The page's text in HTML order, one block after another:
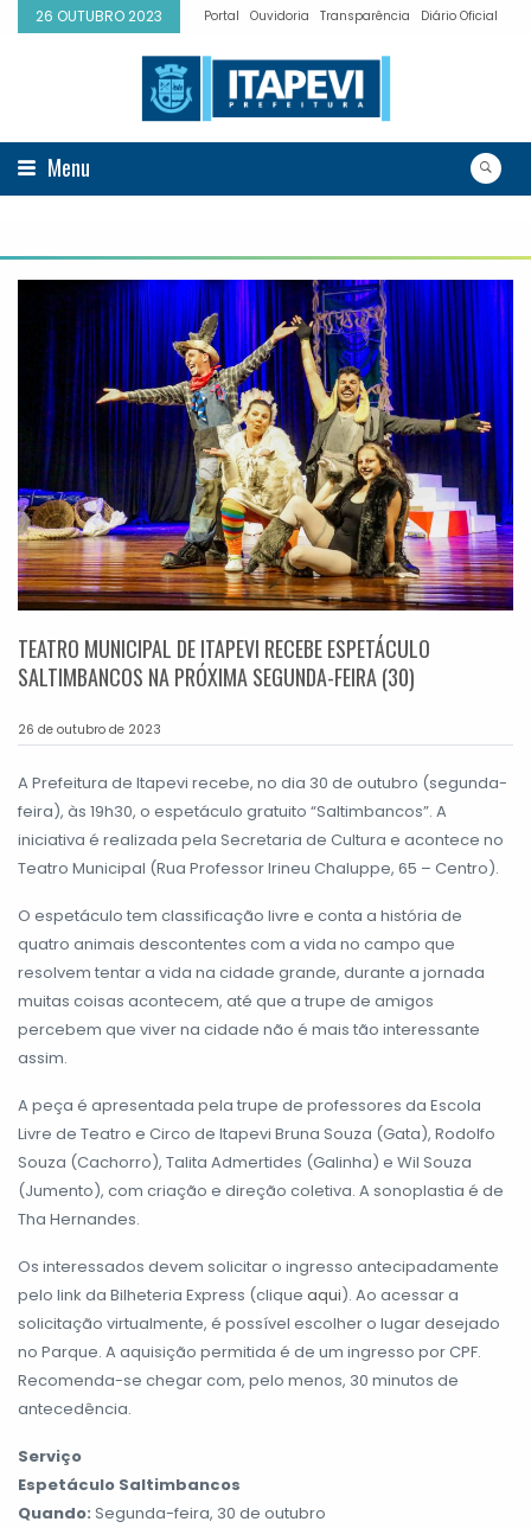
26 OUTUBRO 2023 Portal Ouvidoria Transparência Diário Oficial
Menu
TEATRO MUNICIPAL DE ITAPEVI RECEBE ESPETÁCULO
SALTIMBANCOS NA PRÓXIMA SEGUNDA-FEIRA (30)
26 de outubro de 2023
A Prefeitura de Itapevi recebe, no dia 30 de outubro (segunda-
feira), às 19h30, o espetáculo gratuito “Saltimbancos”. A
iniciativa é realizada pela Secretaria de Cultura e acontece no
Teatro Municipal (Rua Professor Irineu Chaluppe, 65 – Centro).
O espetáculo tem classificação livre e conta a história de
quatro animais descontentes com a vida no campo que
resolvem tentar a vida na cidade grande, durante a jornada
muitas coisas acontecem, até que a trupe de amigos
percebem que viver na cidade não é mais tão interessante
assim.
A peça é apresentada pela trupe de professores da Escola
Livre de Teatro e Circo de Itapevi Bruna Souza (Gata), Rodolfo
Souza (Cachorro), Talita Admertides (Galinha) e Wil Souza
(Jumento), com criação e direção coletiva. A sonoplastia é de
Tha Hernandes.
Os interessados devem solicitar o ingresso antecipadamente
pelo link da Bilheteria Express (clique aqui). Ao acessar a
solicitação virtualmente, é possível escolher o lugar desejado
no Parque. A aquisição permitida é de um ingresso por CPF.
Recomenda-se chegar com, pelo menos, 30 minutos de
antecedência.
Serviço
Espetáculo Saltimbancos
Quando: Segunda-feira, 30 de outubro